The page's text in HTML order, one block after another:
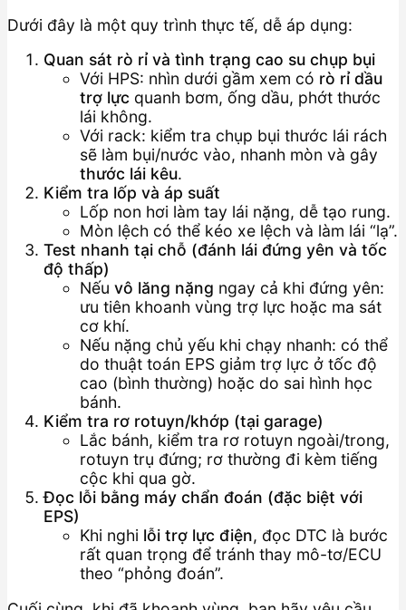
Dưới đây là một quy trình thực tế, dễ áp dụng:
Quan sát rò rỉ và tình trạng cao su chụp bụi
Với HPS: nhìn dưới gầm xem có rò rỉ dầu
trợ lực quanh bơm, ống dầu, phớt thước
lái không.
Với rack: kiểm tra chụp bụi thước lái rách
sẽ làm bụi/nước vào, nhanh mòn và gây
thước lái kêu.
Kiểm tra lốp và áp suất
Lốp non hơi làm tay lái nặng, dễ tạo rung.
Mòn lệch có thể kéo xe lệch và làm lái “lạ”.
Test nhanh tại chỗ (đánh lái đứng yên và tốc
độ thấp)
Nếu vô lăng nặng ngay cả khi đứng yên:
ưu tiên khoanh vùng trợ lực hoặc ma sát
cơ khí.
Nếu nặng chủ yếu khi chạy nhanh: có thể
do thuật toán EPS giảm trợ lực ở tốc độ
cao (bình thường) hoặc do sai hình học
bánh.
Kiểm tra rơ rotuyn/khớp (tại garage)
Lắc bánh, kiểm tra rơ rotuyn ngoài/trong,
rotuyn trụ đứng; rơ thường đi kèm tiếng
cộc khi qua gờ.
Đọc lỗi bằng máy chẩn đoán (đặc biệt với
EPS)
Khi nghi lỗi trợ lực điện, đọc DTC là bước
rất quan trọng để tránh thay mô-tơ/ECU
theo “phỏng đoán”.